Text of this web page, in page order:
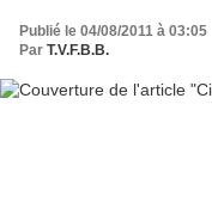
Publié le 04/08/2011 à 03:05
Par T.V.F.B.B.